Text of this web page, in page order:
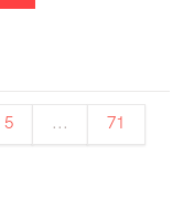
5 ... 71